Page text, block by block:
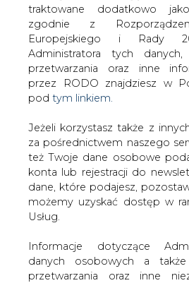
WŁĄCZ CIRE.TV
traktowane dodatkowo
zgodnie z
Europejskiego i Rady
Administratora tych
przetwarzania oraz inne
przez RODO znajdziesz w
pod tym linkiem.
Jeżeli korzystasz także z
za pośrednictwem naszego
też Twoje dane osobowe
konta lub rejestracji do
dane, które podajesz,
możemy uzyskać dostęp w
Usług.
Informacje dotyczące
danych osobowych a
przetwarzania oraz inne
Strona główna MATERIAŁY
śladu węglowego istotna dla
2022-08-26 07:45